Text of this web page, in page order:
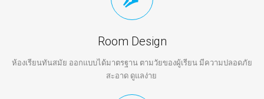
Room Design
ห้องเรียนทันสมัย ออกแบบได้มาตรฐาน ตามวัยของผู้เรียน มีความปลอดภัย
สะอาด ดูแลง่าย